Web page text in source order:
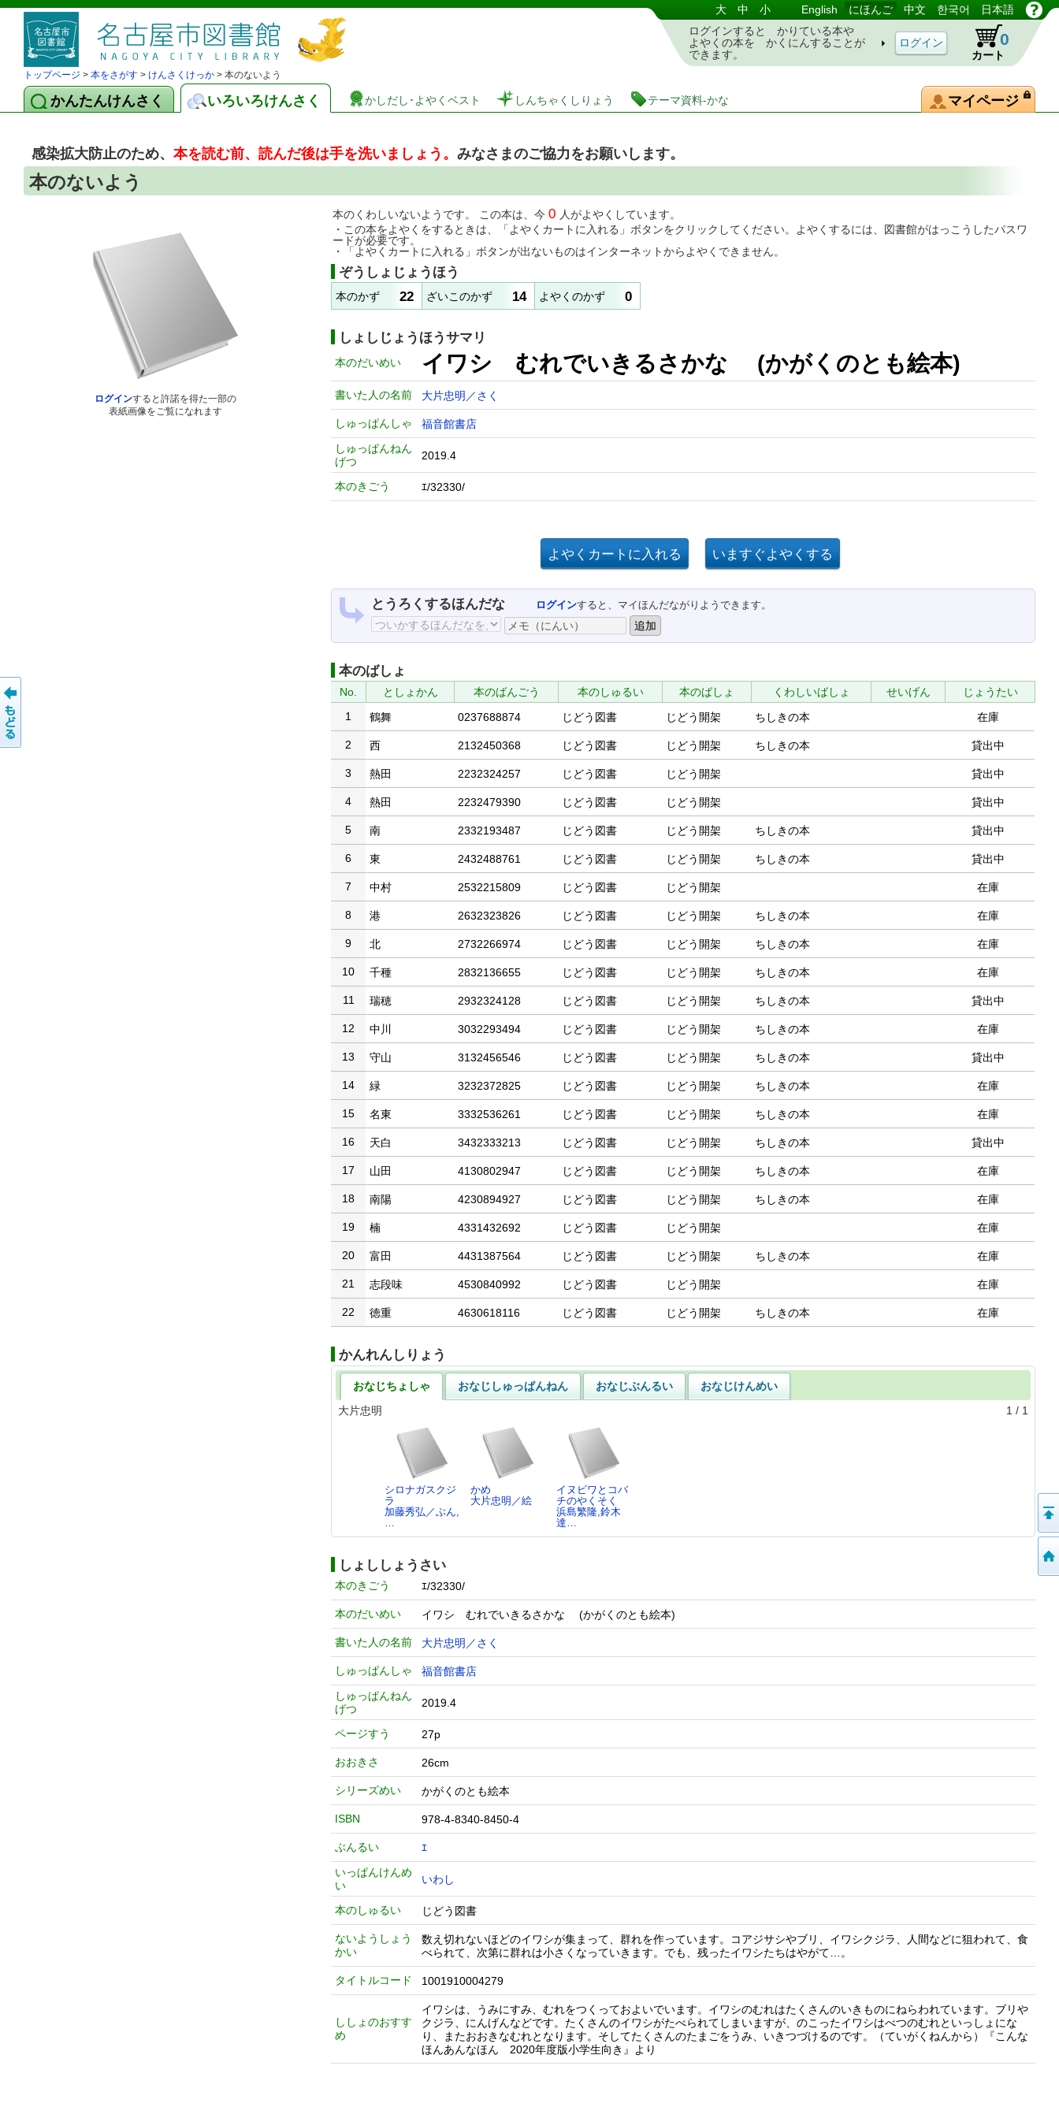
としょかんぞうしょけんさく・よやくシステム 大 中 小 English にほんご 中文 한국어 日本語
ログインすると かりている本や
よやくの本を かくにんすることが
できます。
カート
0
トップページ > 本をさがす > けんさくけっか > 本のないよう
かんたんけんさく いろいろけんさく かしだし･よやくベスト しんちゃくしりょう テーマ資料-かな マイページ
感染拡大防止のため、 本を読む前、読んだ後は手を洗いましょう。 みなさまのご協力をお願いします。
本のないよう
ログインすると許諾を得た一部の
表紙画像をご覧になれます
本のくわしいないようです。 この本は、今 0 人がよやくしています。
・この本をよやくをするときは、「よやくカートに入れる」ボタンをクリックしてください。よやくするには、図書館がはっこうしたパスワ
ードが必要です。
・「よやくカートに入れる」ボタンが出ないものはインターネットからよやくできません。
ぞうしょじょうほう
本のかず 22 ざいこのかず 14 よやくのかず 0
しょしじょうほうサマリ
本のだいめい イワシ むれでいきるさかな (かがくのとも絵本)
書いた人の名前 大片忠明／さく
しゅっぱんしゃ
福音館書店
しゅっぱんねん
げつ
2019.4
本のきごう ｴ/32330/
とうろくするほんだな ログインすると、マイほんだながりようできます。
本のばしょ
No. としょかん 本のばんごう 本のしゅるい 本のばしょ くわしいばしょ せいげん
じょうたい
1
鶴舞 0237688874 じどう図書 じどう開架 ちしきの本 在庫
2 西 2132450368 じどう図書 じどう開架 ちしきの本 貸出中
3 熱田 2232324257 じどう図書 じどう開架 貸出中
4 熱田 2232479390 じどう図書 じどう開架 貸出中
5 南 2332193487 じどう図書 じどう開架 ちしきの本 貸出中
6 東 2432488761 じどう図書 じどう開架 ちしきの本 貸出中
7 中村 2532215809 じどう図書 じどう開架 在庫
8 港 2632323826 じどう図書 じどう開架 ちしきの本 在庫
9 北 2732266974 じどう図書 じどう開架 ちしきの本 在庫
10 千種 2832136655 じどう図書 じどう開架 ちしきの本 在庫
11 瑞穂 2932324128 じどう図書 じどう開架 ちしきの本 貸出中
12 中川 3032293494 じどう図書 じどう開架 ちしきの本 在庫
13 守山 3132456546 じどう図書 じどう開架 ちしきの本 貸出中
14 緑 3232372825 じどう図書 じどう開架 ちしきの本 在庫
15 名東 3332536261 じどう図書 じどう開架 ちしきの本 在庫
16 天白 3432333213 じどう図書 じどう開架 ちしきの本 貸出中
17 山田 4130802947 じどう図書 じどう開架 ちしきの本 在庫
18 南陽 4230894927 じどう図書 じどう開架 ちしきの本 在庫
19 楠 4331432692 じどう図書 じどう開架 在庫
20 富田 4431387564 じどう図書 じどう開架 ちしきの本 在庫
21 志段味 4530840992 じどう図書 じどう開架 在庫
22 徳重 4630618116 じどう図書 じどう開架 ちしきの本 在庫
かんれんしりょう
おなじちょしゃ おなじしゅっぱんねん おなじぶんるい
おなじけんめい
大片忠明
1 / 1
シロナガスクジ
ラ
加藤秀弘／ぶん,
…
かめ
大片忠明／絵
イヌビワとコバ
チのやくそく
浜島繁隆,鈴木
達…
しょししょうさい
本のきごう ｴ/32330/
本のだいめい イワシ むれでいきるさかな (かがくのとも絵本)
書いた人の名前 大片忠明／さく
しゅっぱんしゃ
福音館書店
しゅっぱんねん
げつ
2019.4
ページすう 27p
おおきさ 26cm
シリーズめい かがくのとも絵本
ISBN 978-4-8340-8450-4
ぶんるい
ｴ
いっぱんけんめ
い
いわし
本のしゅるい じどう図書
ないようしょう
かい
数え切れないほどのイワシが集まって、群れを作っています。コアジサシやブリ、イワシクジラ、人間などに狙われて、食
べられて、次第に群れは小さくなっていきます。でも、残ったイワシたちはやがて…。
タイトルコード 1001910004279
ししょのおすす
め
イワシは、うみにすみ、むれをつくっておよいでいます。イワシのむれはたくさんのいきものにねらわれています。ブリや
クジラ、にんげんなどです。たくさんのイワシがたべられてしまいますが、のこったイワシはべつのむれといっしょにな
り、またおおきなむれとなります。そしてたくさんのたまごをうみ、いきつづけるのです。（ていがくねんから）『こんな
ほんあんなほん 2020年度版小学生向き』より